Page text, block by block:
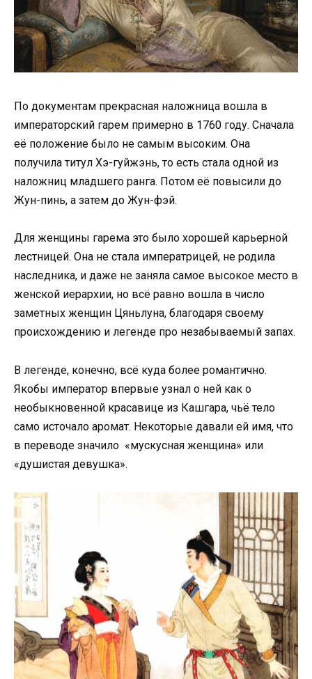
По документам прекрасная наложница вошла в
императорский гарем примерно в 1760 году. Сначала
её положение было не самым высоким. Она
получила титул Хэ-гуйжэнь, то есть стала одной из
наложниц младшего ранга. Потом её повысили до
Жун-пинь, а затем до Жун-фэй.
Для женщины гарема это было хорошей карьерной
лестницей. Она не стала императрицей, не родила
наследника, и даже не заняла самое высокое место в
женской иерархии, но всё равно вошла в число
заметных женщин Цяньлуна, благодаря своему
происхождению и легенде про незабываемый запах.
В легенде, конечно, всё куда более романтично.
Якобы император впервые узнал о ней как о
необыкновенной красавице из Кашгара, чьё тело
само источало аромат. Некоторые давали ей имя, что
в переводе значило «мускусная женщина» или
«душистая девушка».